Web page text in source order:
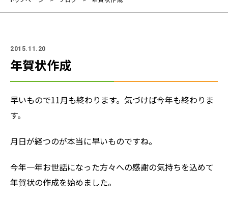
2015.11.20
年賀状作成
早いもので11月も終わります。気づけば今年も終わりま
す。
月日が経つのが本当に早いものですね。
今年一年お世話になった方々への感謝の気持ちを込めて
年賀状の作成を始めました。